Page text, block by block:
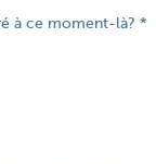
à ce moment-là?